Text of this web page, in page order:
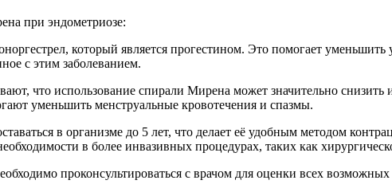
при эндометриозе:
который является прогестином. Это помогает уменьшить
с этим заболеванием.
что использование спирали Мирена может значительно
уменьшить менструальные кровотечения и спазмы.
в организме до 5 лет, что делает её удобным методом
в более инвазивных процедурах, таких как
проконсультироваться с врачом для оценки всех